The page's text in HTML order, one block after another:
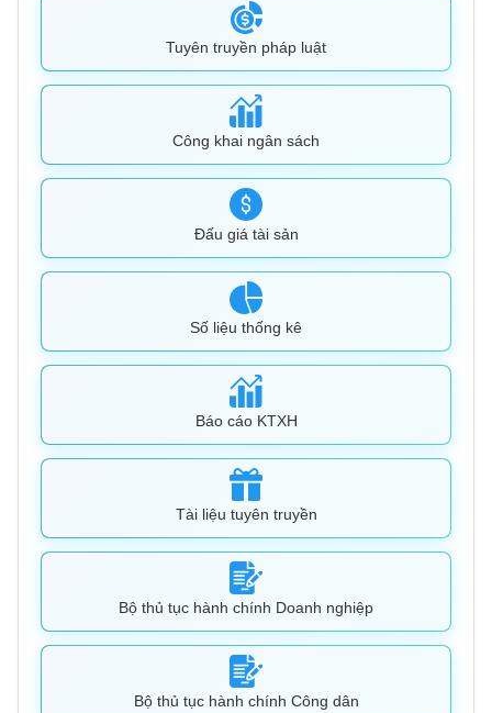
Tuyên truyền pháp luật
Công khai ngân sách
Đấu giá tài sản
Số liệu thống kê
Báo cáo KTXH
Tài liệu tuyên truyền
Bộ thủ tục hành chính Doanh nghiệp
Bộ thủ tục hành chính Công dân